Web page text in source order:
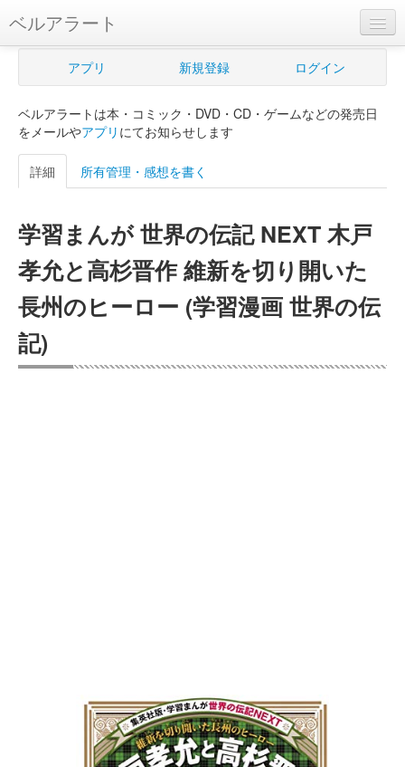
ベルアラート
ベルアラートとは
新規登録
ログイン
購入管理
Myシェルフ
プレミアム
アプリ 新規登録 ログイン
ベルアラートは本・コミック・DVD・CD・ゲームなどの発売日
をメールやアプリ にてお知らせします
詳細 所有管理・感想を書く
学習まんが 世界の伝記 NEXT 木戸
孝允と高杉晋作 維新を切り開いた
長州のヒーロー (学習漫画 世界の伝
記)